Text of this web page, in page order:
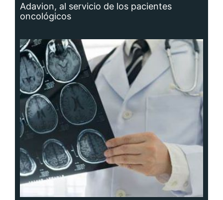
Adavion, al servicio de los pacientes
oncológicos